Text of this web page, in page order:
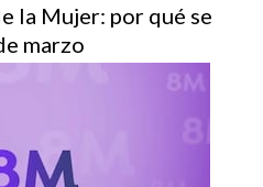
la Mujer: por qué se
marzo